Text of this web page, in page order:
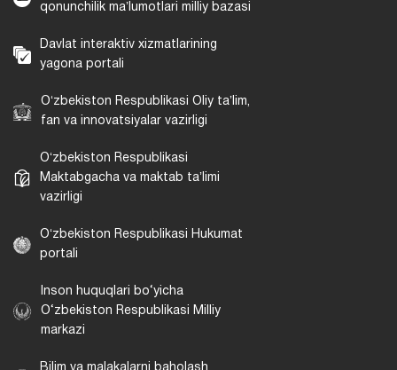
qonunchilik maʼlumotlari milliy bazasi
Davlat interaktiv xizmatlarining
yagona portali
Oʻzbekiston Respublikasi Oliy taʼlim,
fan va innovatsiyalar vazirligi
Oʻzbekiston Respublikasi
Maktabgacha va maktab taʼlimi
vazirligi
Oʻzbekiston Respublikasi Hukumat
portali
Inson huquqlari bo‘yicha
O‘zbekiston Respublikasi Milliy
markazi